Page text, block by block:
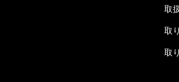
取
取
取